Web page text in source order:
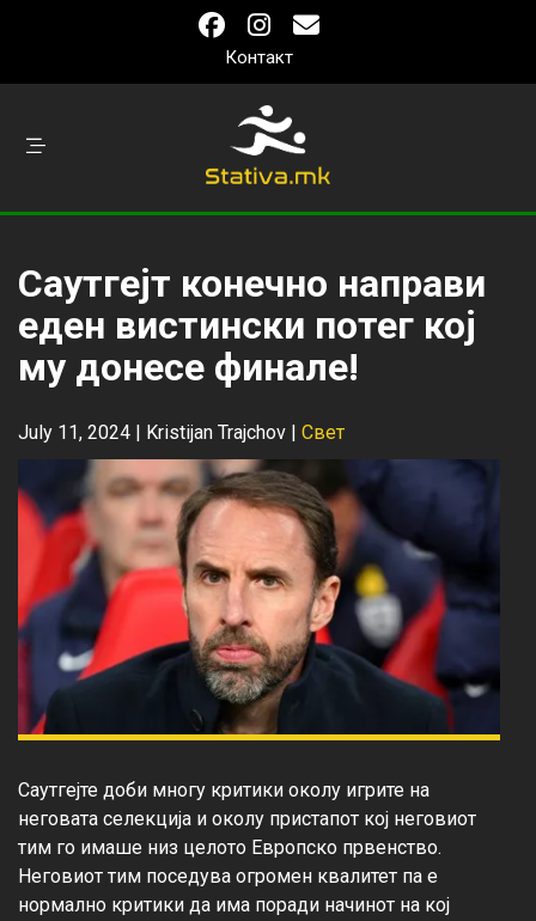
Контакт
Саутгејт конечно направи
еден вистински потег кој
му донесе финале!
July 11, 2024 | Kristijan Trajchov | Свет
Саутгејте доби многу критики околу игрите на
неговата селекција и околу пристапот кој неговиот
тим го имаше низ целото Европско првенство.
Неговиот тим поседува огромен квалитет па е
нормално критики да има поради начинот на кој